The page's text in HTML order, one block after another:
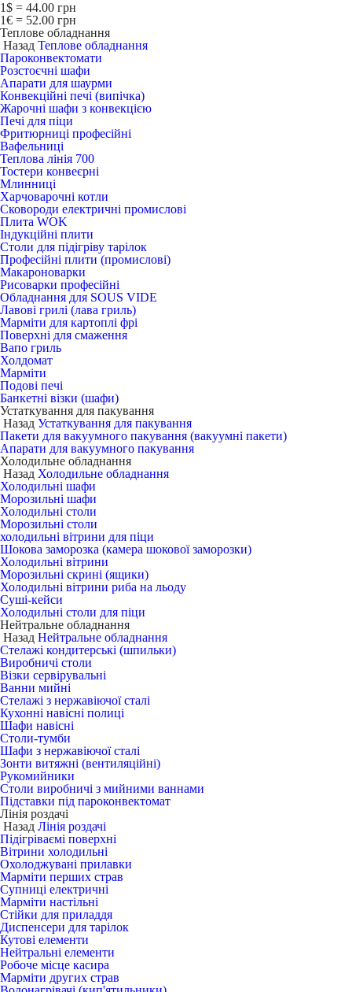
1$ = 44.00 грн
1€ = 52.00 грн
Теплове обладнання
Назад Теплове обладнання
Пароконвектомати
Розстоєчні шафи
Апарати для шаурми
Конвекційні печі (випічка)
Жарочні шафи з конвекцією
Печі для піци
Фритюрниці професійні
Вафельниці
Теплова лінія 700
Тостери конвеєрні
Млинниці
Харчоварочні котли
Сковороди електричні промислові
Плита WOK
Індукційні плити
Столи для підігріву тарілок
Професійні плити (промислові)
Макароноварки
Рисоварки професійні
Обладнання для SOUS VIDE
Лавові грилі (лава гриль)
Марміти для картоплі фрі
Поверхні для смаження
Вапо гриль
Холдомат
Марміти
Подові печі
Банкетні візки (шафи)
Устаткування для пакування
Назад Устаткування для пакування
Пакети для вакуумного пакування (вакуумні пакети)
Апарати для вакуумного пакування
Холодильне обладнання
Назад Холодильне обладнання
Холодильні шафи
Морозильні шафи
Холодильні столи
Морозильні столи
холодильні вітрини для піци
Шокова заморозка (камера шокової заморозки)
Холодильні вітрини
Морозильні скрині (ящики)
Холодильні вітрини риба на льоду
Суші-кейси
Холодильні столи для піци
Нейтральне обладнання
Назад Нейтральне обладнання
Стелажі кондитерські (шпильки)
Виробничі столи
Візки сервірувальні
Ванни мийні
Стелажі з нержавіючої сталі
Кухонні навісні полиці
Шафи навісні
Столи-тумби
Шафи з нержавіючої сталі
Зонти витяжні (вентиляційні)
Рукомийники
Столи виробничі з мийними ваннами
Підставки під пароконвектомат
Лінія роздачі
Назад Лінія роздачі
Підігріваємі поверхні
Вітрини холодильні
Охолоджувані прилавки
Марміти перших страв
Супниці електричні
Марміти настільні
Стійки для приладдя
Диспенсери для тарілок
Кутові елементи
Нейтральні елементи
Робоче місце касира
Марміти других страв